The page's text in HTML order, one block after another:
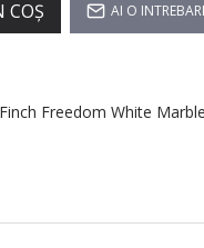
Freedom White Marble
COŞ AI O